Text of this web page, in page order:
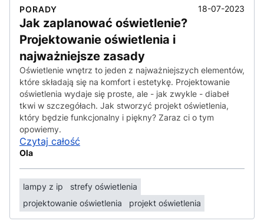
PORADY 18-07-2023
Jak zaplanować oświetlenie?
Projektowanie oświetlenia i
najważniejsze zasady
Oświetlenie wnętrz to jeden z najważniejszych elementów,
które składają się na komfort i estetykę. Projektowanie
oświetlenia wydaje się proste, ale - jak zwykle - diabeł
tkwi w szczegółach. Jak stworzyć projekt oświetlenia,
który będzie funkcjonalny i piękny? Zaraz ci o tym
opowiemy.
Czytaj całość
Ola
lampy z ip
strefy oświetlenia
projektowanie oświetlenia
projekt oświetlenia